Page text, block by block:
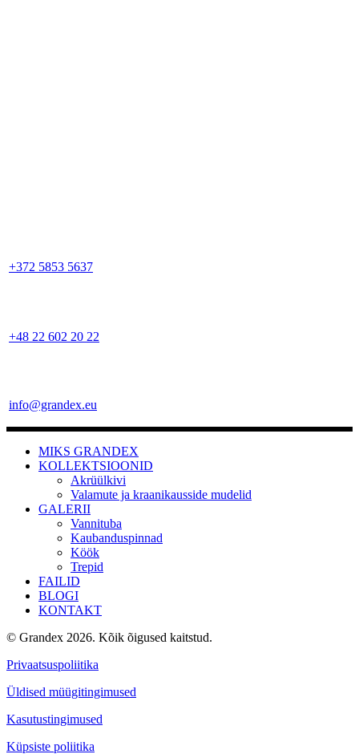
+372 5853 5637
+48 22 602 20 22
info@grandex.eu
MIKS GRANDEX
KOLLEKTSIOONID
Akrüülkivi
Valamute ja kraanikausside mudelid
GALERII
Vannituba
Kaubanduspinnad
Köök
Trepid
FAILID
BLOGI
KONTAKT
© Grandex 2026. Kõik õigused kaitstud.
Privaatsuspoliitika
Üldised müügitingimused
Kasutustingimused
Küpsiste poliitika